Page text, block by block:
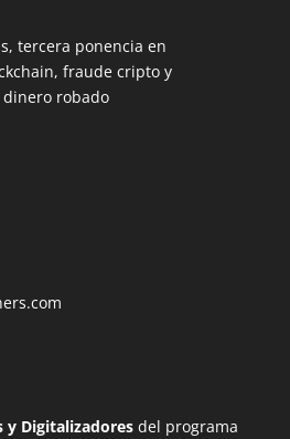
tercera ponencia en
fraude cripto y
robado
y Digitalizadoresdel programa